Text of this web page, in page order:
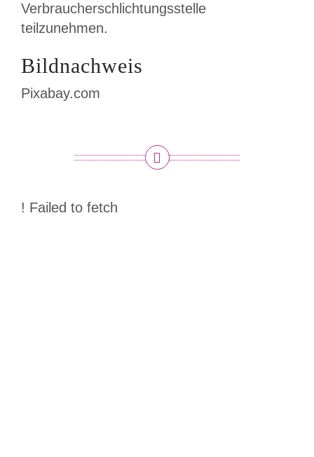
Verbraucherschlichtungsstelle
teilzunehmen.
Bildnachweis
Pixabay.com
! Failed to fetch